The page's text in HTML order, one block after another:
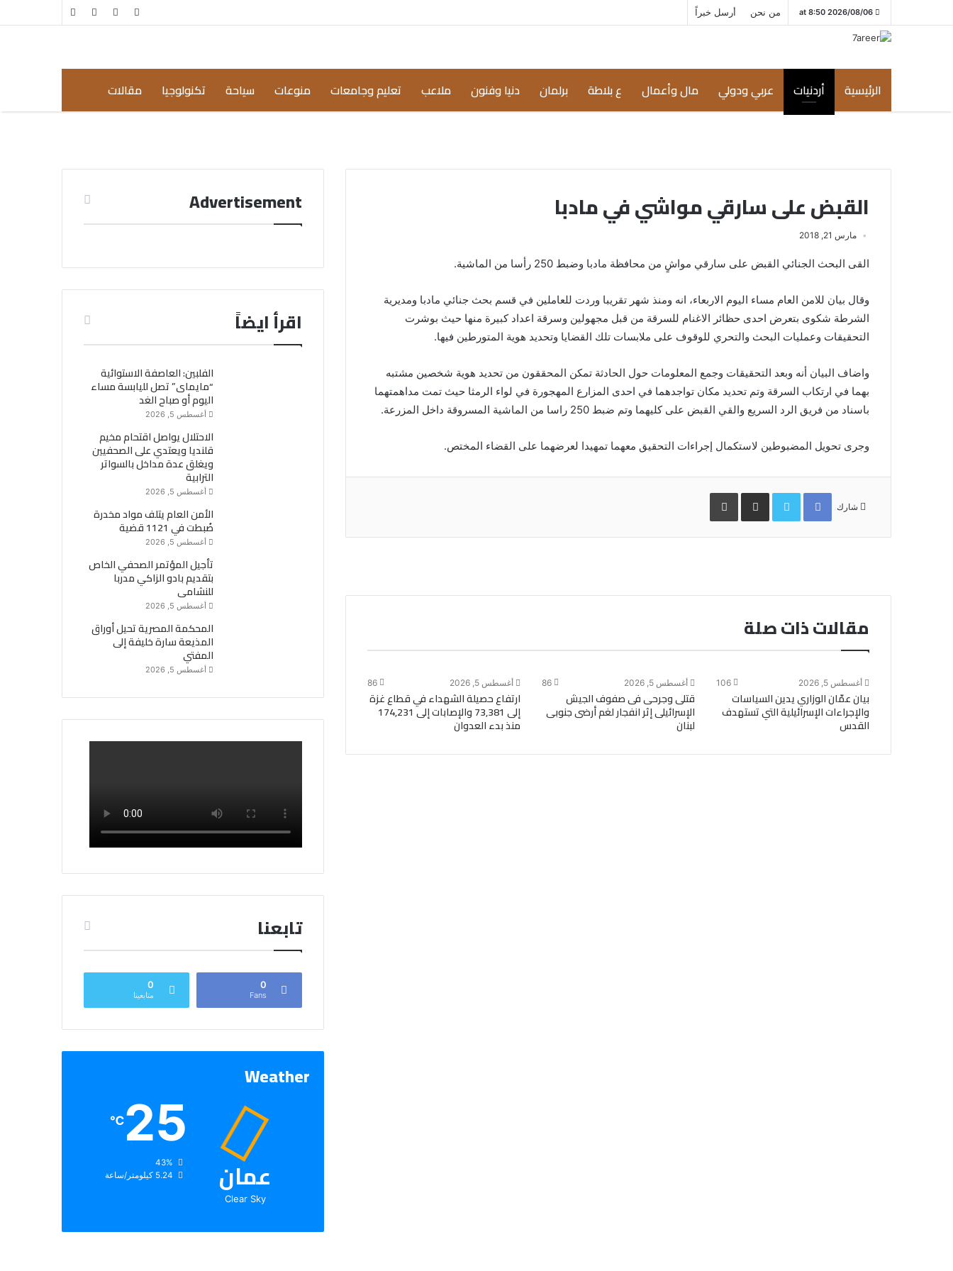
2026/08/06 at 8:50 من نحن أرسل خبراً مقال
الرئيسية أردنيات عربي ودولي مال وأعمال ع بلاطة برلمان دنيا وفنون ملاعب تعليم وجامعات منوعات سياحة تكنولوجيا مقالات
القبض على سارقي مواشي في مادبا
مارس 21, 2018
القى البحث الجنائي القبض على سارقي مواشٍ من محافظة مادبا وضبط 250 رأسا من الماشية.
وقال بيان للامن العام مساء اليوم الاربعاء، انه ومنذ شهر تقريبا وردت للعاملين في قسم بحث جنائي مادبا ومديرية
الشرطة شكوى بتعرض احدى حظائر الاغنام للسرقة من قبل مجهولين وسرقة اعداد كبيرة منها حيث بوشرت
التحقيقات وعمليات البحث والتحري للوقوف على ملابسات تلك القضايا وتحديد هوية المتورطين فيها.
واضاف البيان أنه وبعد التحقيقات وجمع المعلومات حول الحادثة تمكن المحققون من تحديد هوية شخصين مشتبه
بهما في ارتكاب السرقة وتم تحديد مكان تواجدهما في احدى المزارع المهجورة في لواء الرمثا حيث تمت مداهمتهما
باسناد من فريق الرد السريع والقي القبض على كليهما وتم ضبط 250 راسا من الماشية المسروقة داخل المزرعة.
وجرى تحويل المضبوطين لاستكمال إجراءات التحقيق معهما تمهيدا لعرضهما على القضاء المختص.
شارك
Facebook
Twitterمشاركة
البريد
طباعة
مقالات ذات صلة
أغسطس 5, 2026 106
بيان عمّان الوزاري يدين السياسات
والإجراءات الإسرائيلية التي تستهدف
القدس
أغسطس 5, 2026 86
قتلى وجرحى فى صفوف الجيش
الإسرائيلى إثر انفجار لغم أرضى جنوبى
لبنان
أغسطس 5, 2026 86
ارتفاع حصيلة الشهداء في قطاع غزة
إلى 73,381 والإصابات إلى 174,231
منذ بدء العدوان
Advertisement
اقرأ ايضاً
الفلبين: العاصفة الاستوائية
“مايماى” تصل لليابسة مساء
اليوم أو صباح الغد
أغسطس 5, 2026
الاحتلال يواصل اقتحام مخيم
قلنديا ويعتدي على الصحفيين
ويغلق عدة مداخل بالسواتر
الترابية
أغسطس 5, 2026
الأمن العام يتلف مواد مخدرة
ضُبطت في 1121 قضية
أغسطس 5, 2026
تأجيل المؤتمر الصحفي الخاص
بتقديم بادو الزاكي مدربا
للنشامى
أغسطس 5, 2026
المحكمة المصرية تحيل أوراق
المذيعة سارة خليفة إلى
المفتي
أغسطس 5, 2026
تابعنا
0
Fans
0
متابعينا
Weather
عمان
Clear Sky
25
℃
الرطوبة:
الرياح: